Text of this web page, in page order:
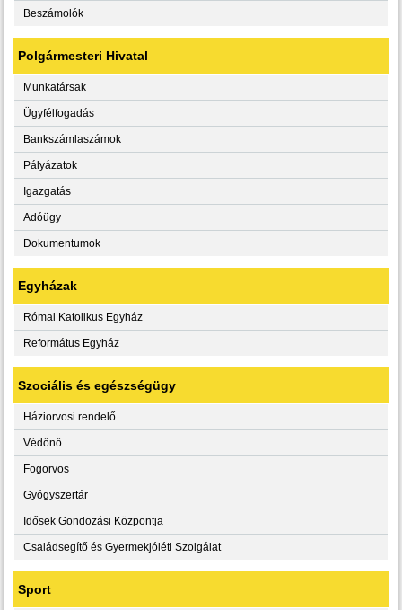
Beszámolók
Polgármesteri Hivatal
Munkatársak
Ügyfélfogadás
Bankszámlaszámok
Pályázatok
Igazgatás
Adóügy
Dokumentumok
Egyházak
Római Katolikus Egyház
Református Egyház
Szociális és egészségügy
Háziorvosi rendelő
Védőnő
Fogorvos
Gyógyszertár
Idősek Gondozási Központja
Családsegítő és Gyermekjóléti Szolgálat
Sport